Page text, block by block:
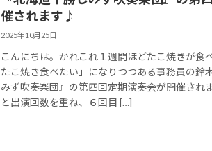
催されます♪
2025年10月25日
こんにちは。かれこれ１週間ほどたこ焼きが食
たこ焼き食べたい」になりつつある事務員の鈴
みず吹奏楽団』の第四回定期演奏会が開催され
と出演回数を重ね、６回目 […]